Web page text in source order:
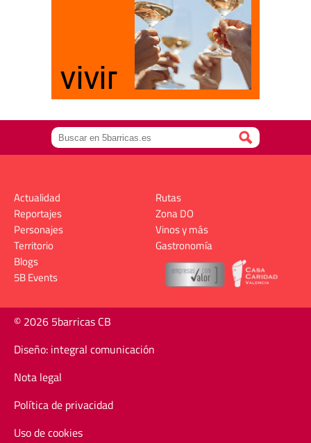
Actualidad
Reportajes
Personajes
Territorio
Rutas
Zona DO
Vinos y más
Gastronomía
Blogs
5B Events
© 2026 5barricas CB
Diseño: integral comunicación
Nota legal
Política de privacidad
Uso de cookies